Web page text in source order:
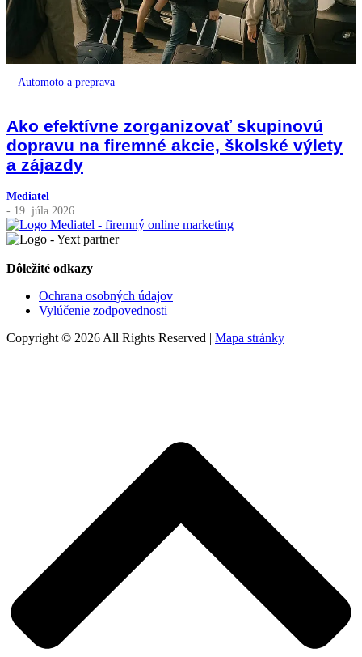
Automoto a preprava
Ako efektívne zorganizovať skupinovú
dopravu na firemné akcie, školské výlety
a zájazdy
Mediatel
- 19. júla 2026
Dôležité odkazy
Ochrana osobných údajov
Vylúčenie zodpovednosti
Copyright © 2026 All Rights Reserved | Mapa stránky